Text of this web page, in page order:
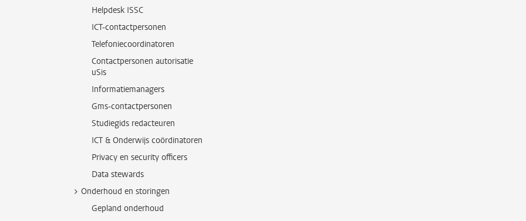
Helpdesk ISSC
ICT-contactpersonen
Telefoniecoordinatoren
Contactpersonen autorisatie
uSis
Informatiemanagers
Gms-contactpersonen
Studiegids redacteuren
ICT & Onderwijs coördinatoren
Privacy en security officers
Data stewards
Onderhoud en storingen
Gepland onderhoud